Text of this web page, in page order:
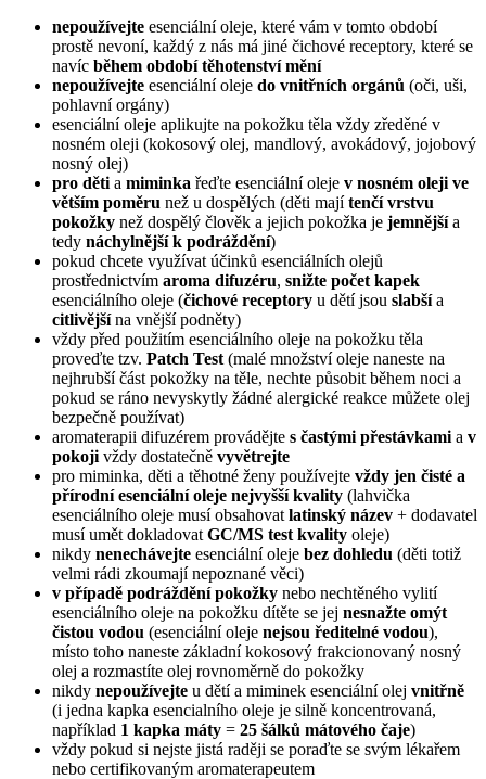
nepoužívejte esenciální oleje, které vám v tomto období
prostě nevoní, každý z nás má jiné čichové receptory, které se
navíc během období těhotenství mění
nepoužívejte esenciální oleje do vnitřních orgánů (oči, uši,
pohlavní orgány)
esenciální oleje aplikujte na pokožku těla vždy zředěné v
nosném oleji (kokosový olej, mandlový, avokádový, jojobový
nosný olej)
pro děti a miminka řeďte esenciální oleje v nosném oleji ve
větším poměru než u dospělých (děti majítenčí vrstvu
pokožky než dospělý člověk a jejich pokožka je jemnějšía
tedy náchylnější k podráždění)
pokud chcete využívat účinků esenciálních olejů
prostřednictvím aroma difuzéru, snižte počet kapek
esenciálního oleje (čichové receptory u dětí jsou slabšía
citlivějšína vnější podněty)
vždy před použitím esenciálního oleje na pokožku těla
proveďte tzv. Patch Test (malé množství oleje naneste na
nejhrubší část pokožky na těle, nechte působit během noci a
pokud se ráno nevyskytly žádné alergické reakce můžete olej
bezpečně používat)
aromaterapii difuzérem provádějte s častými přestávkami a v
pokoji vždy dostatečně vyvětrejte
pro miminka, děti a těhotné ženy používejte vždy jen čisté a
přírodní esenciální oleje nejvyšší kvality (lahvička
esenciálního oleje musí obsahovat latinský název + dodavatel
musí umět dokladovat GC/MS test kvality oleje)
nikdy nenechávejte esenciální oleje bez dohledu (děti totiž
velmi rádi zkoumají nepoznané věci)
v případě podráždění pokožky nebo nechtěného vylití
esenciálního oleje na pokožku dítěte se jej nesnažte omýt
čistou vodou (esenciální oleje nejsou ředitelné vodou),
místo toho naneste základní kokosový frakcionovaný nosný
olej a rozmastíte olej rovnoměrně do pokožky
nikdy nepoužívejte u dětí a miminek esenciální olej vnitřně
(i jedna kapka esencialního oleje je silně koncentrovaná,
například 1 kapka máty = 25 šálků mátového čaje)
vždy pokud si nejste jistá raději se poraďte se svým lékařem
nebo certifikovaným aromaterapeutem